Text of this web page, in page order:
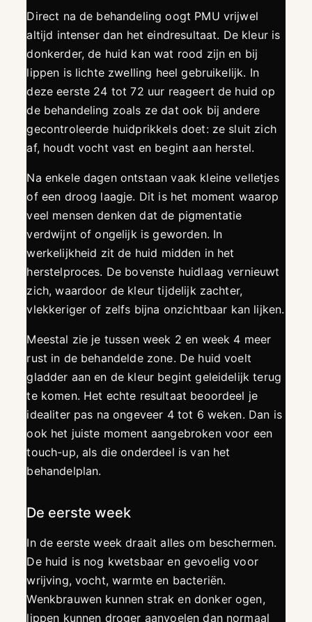
Direct na de behandeling oogt PMU vrijwel
altijd intenser dan het eindresultaat. De kleur is
donkerder, de huid kan wat rood zijn en bij
lippen is lichte zwelling heel gebruikelijk. In
deze eerste 24 tot 72 uur reageert de huid op
de behandeling zoals ze dat ook bij andere
gecontroleerde huidprikkels doet: ze sluit zich
af, houdt vocht vast en begint aan herstel.
Na enkele dagen ontstaan vaak kleine velletjes
of een droog laagje. Dit is het moment waarop
veel mensen denken dat de pigmentatie
verdwijnt of ongelijk is geworden. In
werkelijkheid zit de huid midden in het
herstelproces. De bovenste huidlaag vernieuwt
zich, waardoor de kleur tijdelijk zachter,
vlekkeriger of zelfs bijna onzichtbaar kan lijken.
Meestal zie je tussen week 2 en week 4 meer
rust in de behandelde zone. De huid voelt
gladder aan en de kleur begint geleidelijk terug
te komen. Het echte resultaat beoordeel je
idealiter pas na ongeveer 4 tot 6 weken. Dan is
ook het juiste moment aangebroken voor een
touch-up, als die onderdeel is van het
behandelplan.
De eerste week
In de eerste week draait alles om beschermen.
De huid is nog kwetsbaar en gevoelig voor
wrijving, vocht, warmte en bacteriën.
Wenkbrauwen kunnen strak en donker ogen,
lippen kunnen droger aanvoelen dan normaal